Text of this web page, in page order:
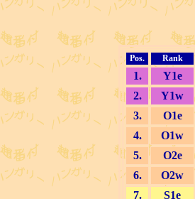
Pos. Rank
1.
Y1e
2.
Y1w
3.
O1e
4.
O1w
5.
O2e
6.
O2w
7.
S1e